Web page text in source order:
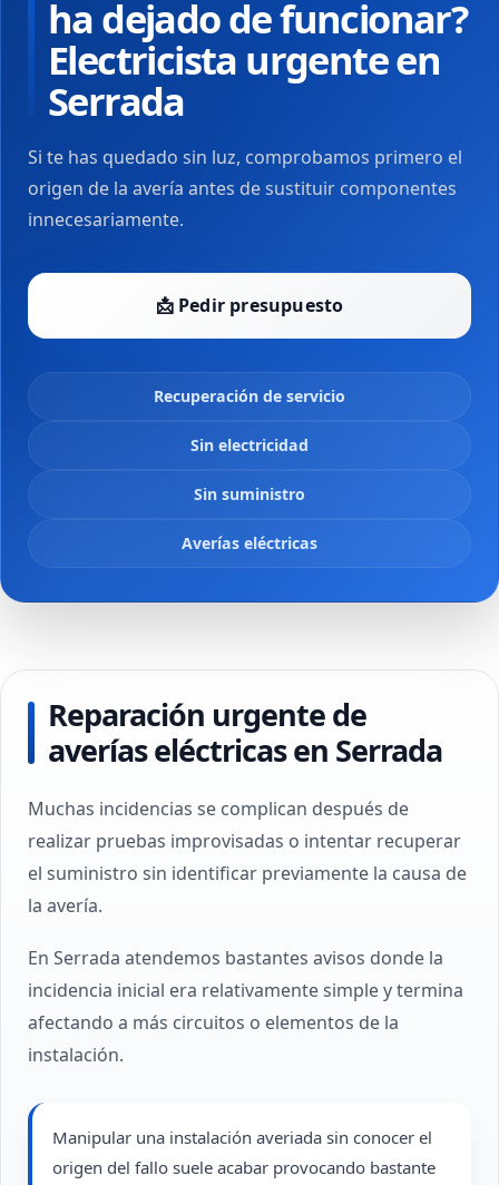
ha dejado de funcionar?
Electricista urgente en
Serrada
Si te has quedado sin luz, comprobamos primero el
origen de la avería antes de sustituir componentes
innecesariamente.
📩 Pedir presupuesto
Recuperación de servicio
Sin electricidad
Sin suministro
Averías eléctricas
Reparación urgente de
averías eléctricas en Serrada
Muchas incidencias se complican después de
realizar pruebas improvisadas o intentar recuperar
el suministro sin identificar previamente la causa de
la avería.
En Serrada atendemos bastantes avisos donde la
incidencia inicial era relativamente simple y termina
afectando a más circuitos o elementos de la
instalación.
Manipular una instalación averiada sin conocer el
origen del fallo suele acabar provocando bastante